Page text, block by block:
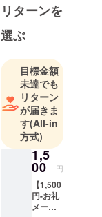
育成してい
く事を中心
に幅広い
ジャンルに
対応し、関
西の音楽
シーンを根
元から盛り
上げてい
く、
CLAPPERの
名の由来で
もある"喝采
する人々"を
リターンを
選ぶ
目標金額
未達でも
リターン
が届きま
す(All-in
方式)
1,5
00 円
【1,500
円-お礼
メール